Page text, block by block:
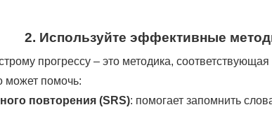
2. Используйте эффективные
прогрессу – это методика,
может помочь:
повторения (SRS): помогает запомнить